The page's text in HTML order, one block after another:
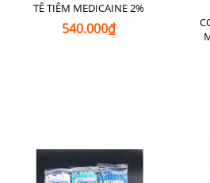
TÊ TIÊM MEDICAINE 2%
540.000₫